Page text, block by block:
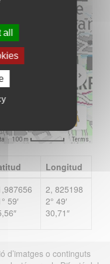
100 m Terms
Longitud
59′
2, 825198
2° 49′
30,71″
d’imatges o continguts